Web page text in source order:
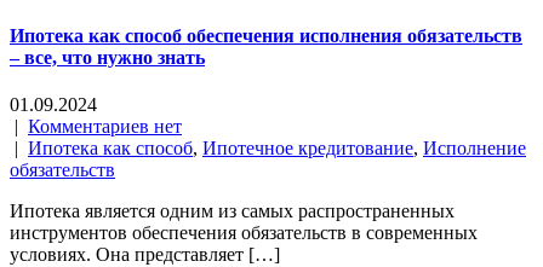
Ипотека как способ обеспечения исполнения обязательств
– все, что нужно знать
01.09.2024
| Комментариев нет
| Ипотека как способ, Ипотечное кредитование, Исполнение
обязательств
Ипотека является одним из самых распространенных
инструментов обеспечения обязательств в современных
условиях. Она представляет […]